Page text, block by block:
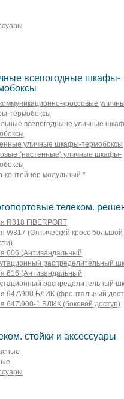
всепогодные шкафы-
кроссовые
термобоксы
всепогодныне уличные
уличные шкафы-термобоксы
(настенные) уличные шкафы-
контейнер модульный *
телеком.
R318 FIBERPORT
W317 (Оптический кросс большой
606 (Антивандальный
распределительный
616 (Антивандальный
распределительный
647\900 БЛИК (фронтальный
647\900-1 БЛИК (боковой доступ)
стойки и аксессуары